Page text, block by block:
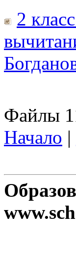
2
Файлы
Начало |